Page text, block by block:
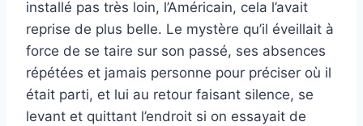
installé pas très loin, l’Américain, cela l’avait
reprise de plus belle. Le mystère qu’il éveillait à
force de se taire sur son passé, ses absences
répétées et jamais personne pour préciser où il
était parti, et lui au retour faisant silence, se
levant et quittant l’endroit si on essayait de